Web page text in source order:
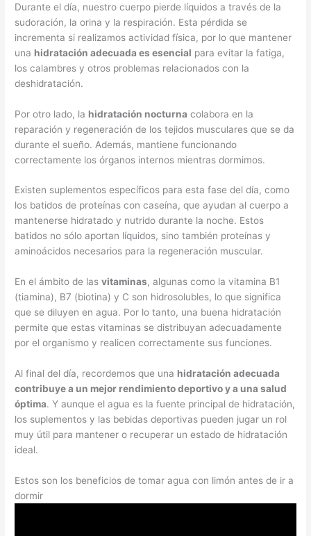
Durante el día, nuestro cuerpo pierde líquidos a través de la
sudoración, la orina y la respiración. Esta pérdida se
incrementa si realizamos actividad física, por lo que mantener
una hidratación adecuada es esencial para evitar la fatiga,
los calambres y otros problemas relacionados con la
deshidratación.
Por otro lado, la hidratación nocturna colabora en la
reparación y regeneración de los tejidos musculares que se da
durante el sueño. Además, mantiene funcionando
correctamente los órganos internos mientras dormimos.
Existen suplementos específicos para esta fase del día, como
los batidos de proteínas con caseína, que ayudan al cuerpo a
mantenerse hidratado y nutrido durante la noche. Estos
batidos no sólo aportan líquidos, sino también proteínas y
aminoácidos necesarios para la regeneración muscular.
En el ámbito de lasvitaminas, algunas como la vitamina B1
(tiamina), B7 (biotina) y C son hidrosolubles, lo que significa
que se diluyen en agua. Por lo tanto, una buena hidratación
permite que estas vitaminas se distribuyan adecuadamente
por el organismo y realicen correctamente sus funciones.
Al final del día, recordemos que una hidratación adecuada
contribuye a un mejor rendimiento deportivo y a una salud
óptima. Y aunque el agua es la fuente principal de hidratación,
los suplementos y las bebidas deportivas pueden jugar un rol
muy útil para mantener o recuperar un estado de hidratación
ideal.
Estos son los beneficios de tomar agua con limón antes de ir a
dormir